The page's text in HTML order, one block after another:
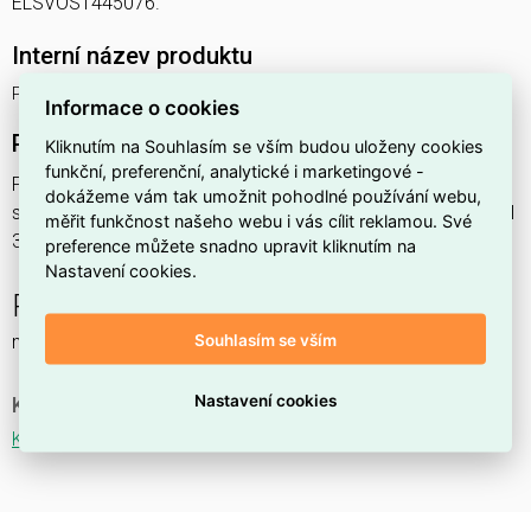
Interní název produktu
PERUN SLIM Ex 1.4ft 8800/840
Podrobný popis produktu
PERUN SLIM Ex 1.4ft 8800/840 57,9W IP65
svítidlo průmyslové do prostředí s nebezpečím výbuchu Ex II
3GD, 1x8800lm, spektrum 840RJ, s nerez. klipy,
PERUN SLIM Ex NM
nouzové a orientační
Ke stažení
Katalogový list
Informace o cookies
Kliknutím na Souhlasím se vším budou uloženy cookies
funkční, preferenční, analytické i marketingové -
dokážeme vám tak umožnit pohodlné používání webu,
měřit funkčnost našeho webu i vás cílit reklamou. Své
preference můžete snadno upravit kliknutím na
Nastavení cookies.
Souhlasím se vším
Nastavení cookies